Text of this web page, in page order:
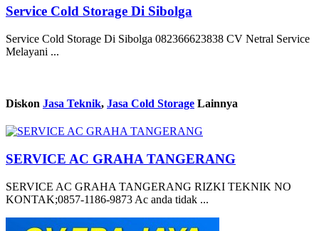
Service Cold Storage Di Sibolga
Service Cold Storage Di Sibolga 082366623838 CV Netral Service
Melayani ...
Diskon Jasa Teknik, Jasa Cold Storage Lainnya
SERVICE AC GRAHA TANGERANG
SERVICE AC GRAHA TANGERANG RIZKI TEKNIK NO
KONTAK;0857-1186-9873 Ac anda tidak ...